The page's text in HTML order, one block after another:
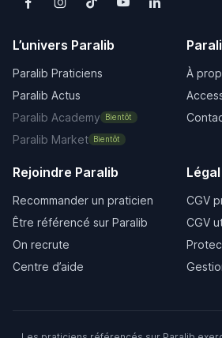
L’univers Paralib
Paralib Praticiens
Paralib Actus
Paralib Academy
Bientôt
Paralib Market Bientôt
À
Rejoindre Paralib
Recommander un praticien
Être référencé sur Paralib
On recrute
Centre d’aide
Légal
CGV
CGV